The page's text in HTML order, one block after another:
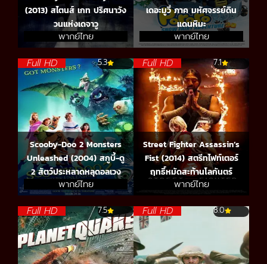
(2013) สไตนส์ เกท ปริศนาวัง
วนแห่งเดจาวู
พากย์ไทย
เดอะมูวี่ ภาค มหัศจรรย์ดิน
แดนหิมะ
พากย์ไทย
Full HD 5.3
Scooby-Doo 2 Monsters
Unleashed (2004) สกูบี้-ดู
2 สัตว์ประหลาดหลุดอลเวง
พากย์ไทย
Full HD 7.1
Street Fighter Assassin’s
Fist (2014) สตรีทไฟท์เตอร์
ฤทธิ์หมัดสะท้านโลกันตร์
พากย์ไทย
Full HD 7.5 Full HD 8.0